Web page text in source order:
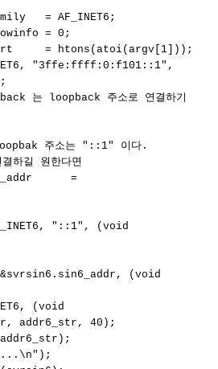
= AF_INET6;
= 0;
= htons(atoi(argv[1]));
"3ffe:ffff:0:f101::1",
는 loopback 주소로 연결하기
주소는 "::1" 이다.
길 원한다면
=
"::1", (void
(void
(void
addr6_str, 40);